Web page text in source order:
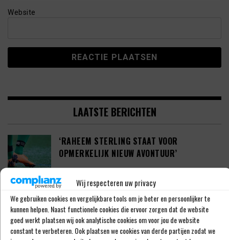
Wij respecteren uw privacy
We gebruiken cookies en vergelijkbare tools om je beter en persoonlijker te
kunnen helpen. Naast functionele cookies die ervoor zorgen dat de website
goed werkt plaatsen wij ook analytische cookies om voor jou de website
constant te verbeteren. Ook plaatsen we cookies van derde partijen zodat we
Website
LAATSTE BERICHTEN
‘RAHEEM STERLING STAAT VOOR
OPMERKELIJK NIEUW AVONTUUR’
‘SHAQUEEL VAN PERSIE BRENGT FEYENOORD
IETS EXTRA’S’